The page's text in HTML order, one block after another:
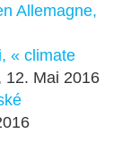
Allemagne,
« climate
12. Mai 2016